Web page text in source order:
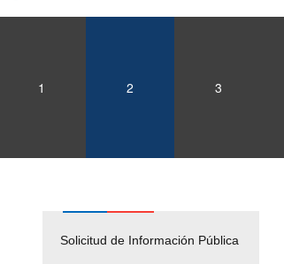
1 2 3
Solicitud de Información Pública
Pago Proveedores
Empleos Públicos